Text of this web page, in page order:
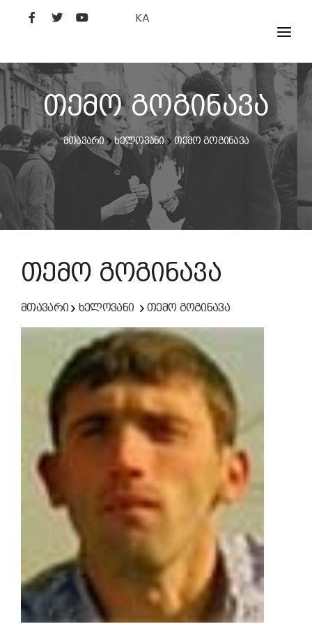
KA
ᲤᲘᲚᲛᲔᲑᲘ
ᲮᲔᲚᲝᲕᲐᲜᲘ
ᲙᲘᲜᲝᲡᲢᲣᲓᲘᲐ
ᲙᲘᲜᲝᲐᲙᲐᲓᲔᲛᲘᲐ
თემო გოგინავა
მთავარი ხელოვანი თემო გოგინავა
თემო გოგინავა
მთავარი ხელოვანი თემო გოგინავა